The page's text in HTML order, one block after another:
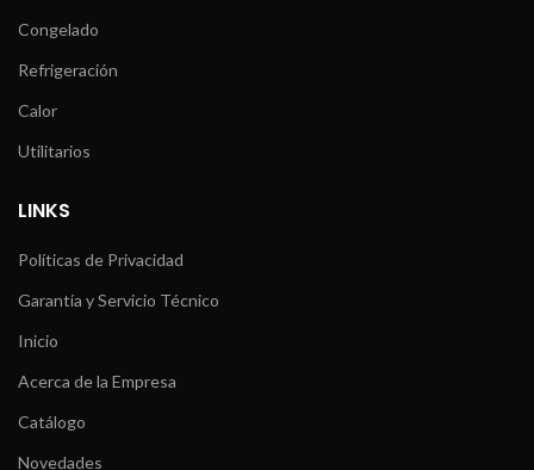
Congelado
Refrigeración
Calor
Utilitarios
LINKS
Políticas de Privacidad
Garantía y Servicio Técnico
Inicio
Acerca de la Empresa
Catálogo
Novedades